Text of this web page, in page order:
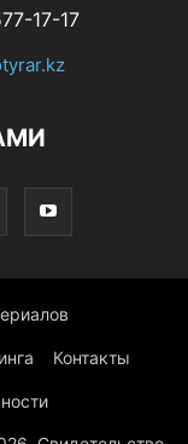
17-17
Контакты